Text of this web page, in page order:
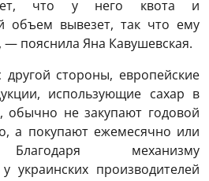
что у него квота и
объем вывезет, так что ему
— пояснила Яна Кавушевская.
стороны, европейские
использующие сахар в
обычно не закупают годовой
а покупают ежемесячно или
Благодаря механизму
украинских производителей